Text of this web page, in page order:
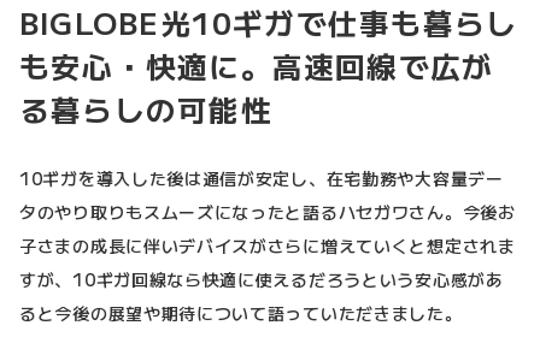
BIGLOBE光10ギガで仕事も暮らし
も安心・快適に。高速回線で広が
る暮らしの可能性
10ギガを導入した後は通信が安定し、在宅勤務や大容量デー
タのやり取りもスムーズになったと語るハセガワさん。今後お
子さまの成長に伴いデバイスがさらに増えていくと想定されま
すが、10ギガ回線なら快適に使えるだろうという安心感があ
ると今後の展望や期待について語っていただきました。